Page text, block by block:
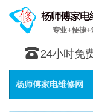
󰇯 24小时免
杨师傅家电维修网